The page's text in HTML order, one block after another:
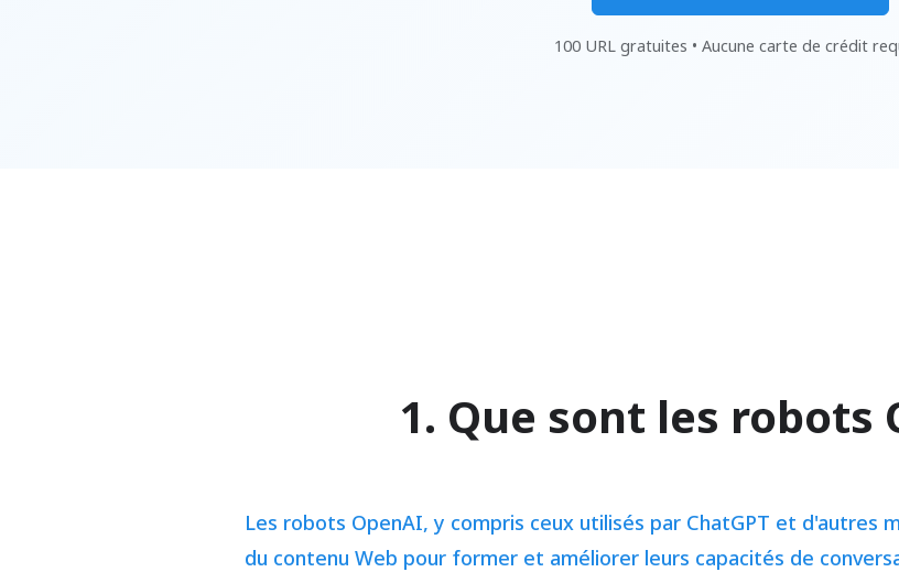
100 URL gratuites • Aucune carte de crédit
1. Que sont les robots
Les robots OpenAI, y compris ceux utilisés par ChatGPT et d'autres
du contenu Web pour former et améliorer leurs capacités de